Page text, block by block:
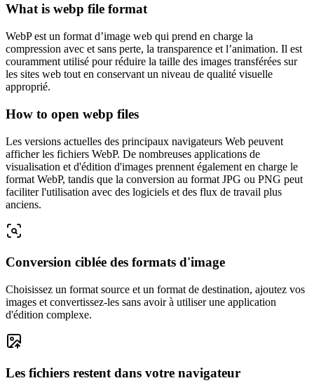
What is webp file format
WebP est un format d’image web qui prend en charge la
compression avec et sans perte, la transparence et l’animation. Il est
couramment utilisé pour réduire la taille des images transférées sur
les sites web tout en conservant un niveau de qualité visuelle
approprié.
How to open webp files
Les versions actuelles des principaux navigateurs Web peuvent
afficher les fichiers WebP. De nombreuses applications de
visualisation et d'édition d'images prennent également en charge le
format WebP, tandis que la conversion au format JPG ou PNG peut
faciliter l'utilisation avec des logiciels et des flux de travail plus
anciens.
Conversion ciblée des formats d'image
Choisissez un format source et un format de destination, ajoutez vos
images et convertissez-les sans avoir à utiliser une application
d'édition complexe.
Les fichiers restent dans votre navigateur